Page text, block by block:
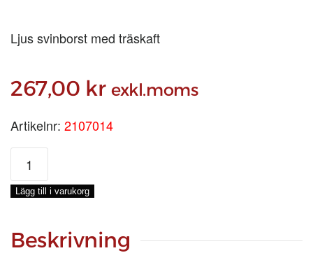
Ljus svinborst med träskaft
267,00 kr exkl.moms
Artikelnr: 2107014
GAFFELPENSEL
2tum
7-
ST
MM
mängd
Lägg till i varukorg
Beskrivning